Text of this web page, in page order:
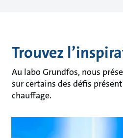
Trouvez
Au labo Grundfos, nous
sur certains des défis
chauffage.